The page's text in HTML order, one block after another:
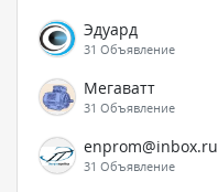
Эдуард
31 Объявление
Мегаватт
31 Объявление
enprom@inbox.ru
31 Объявление